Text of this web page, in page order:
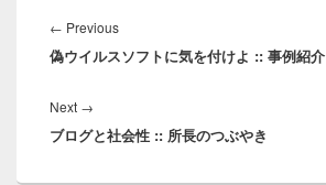
稿
ナ
ゲ
ー
シ
← PreviousPrevious
post:
偽ウイルスソフトに気を付けよ :: 事例紹介
Next →
post:
ブログと社会性 :: 所長のつぶやき